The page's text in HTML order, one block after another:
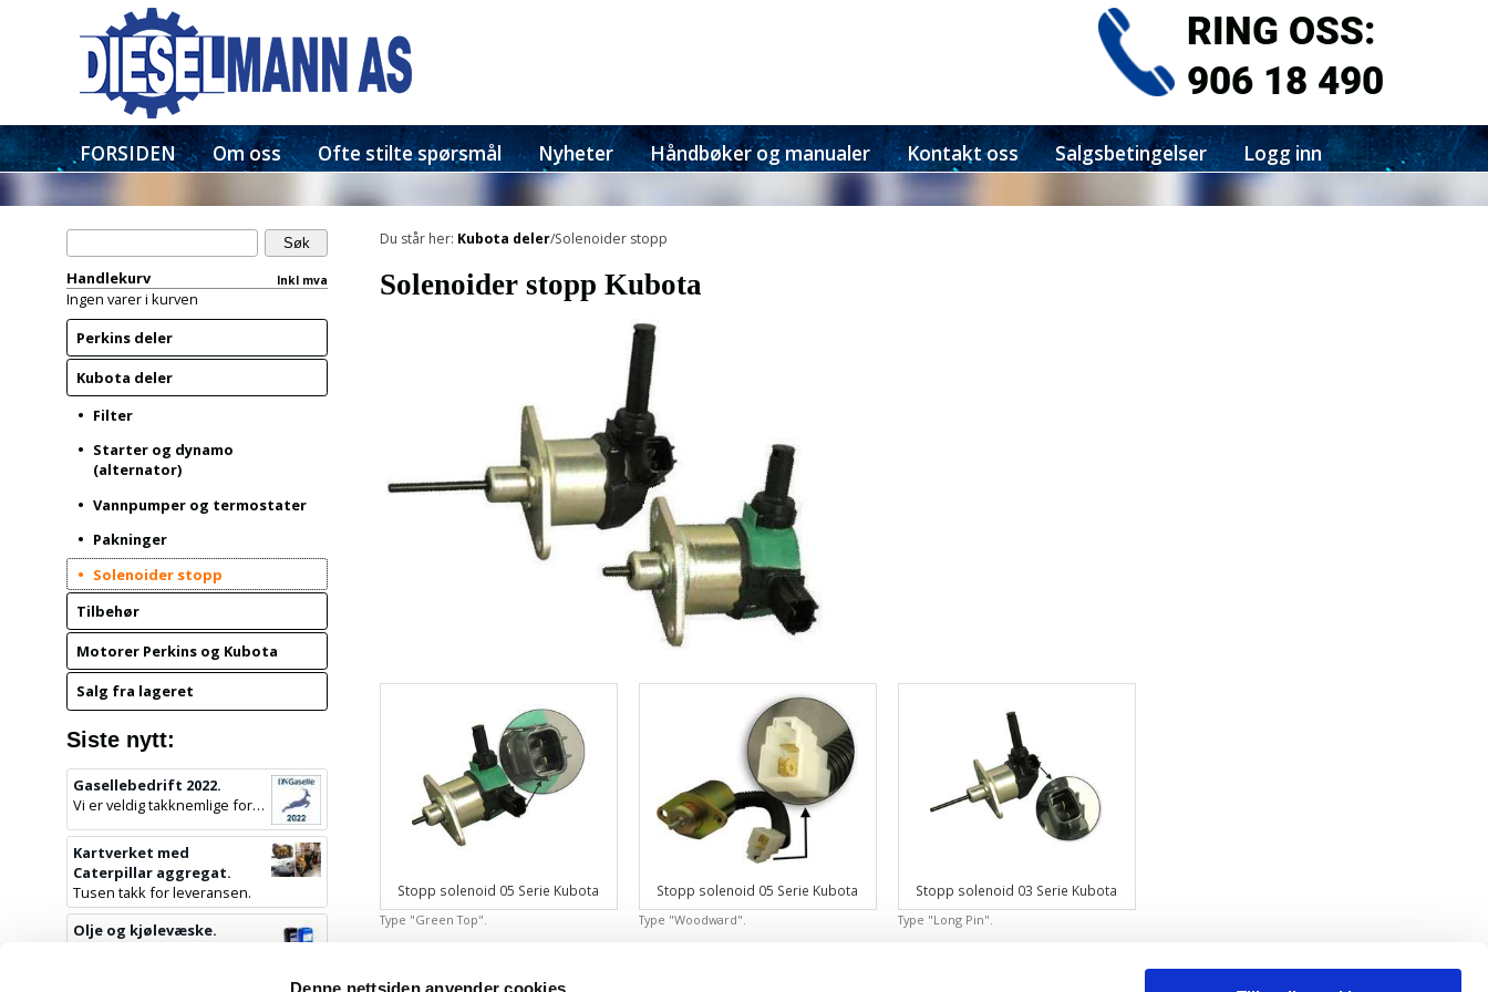
Denne nettsiden anvender cookies
RING OSS:
906 18 490
FORSIDEN Om oss Ofte stilte spørsmål Nyheter Håndbøker og manualer Kontakt oss Salgsbetingelser Logg inn
Du står her: Kubota deler/Solenoider stopp
Solenoider stopp Kubota
Stopp solenoid 05 Serie Kubota
Type "Green Top".
2 789,00 kr
Stopp solenoid 05 Serie Kubota
Type "Woodward".
Stopp solenoid 03 Serie Kubota
Type "Long Pin".
Inkl mva
Handlekurv
Ingen varer i kurven
Perkins deler
Kubota deler
Filter
Starter og dynamo
(alternator)
Vannpumper og termostater
Pakninger
Solenoider stopp
Tilbehør
Motorer Perkins og Kubota
Salg fra lageret
Siste nytt:
Gasellebedrift 2022.
Vi er veldig takknemlige for denne utmerkelsen.
Kartverket med
Caterpillar aggregat.
Tusen takk for leveransen.
Olje og kjølevæske.